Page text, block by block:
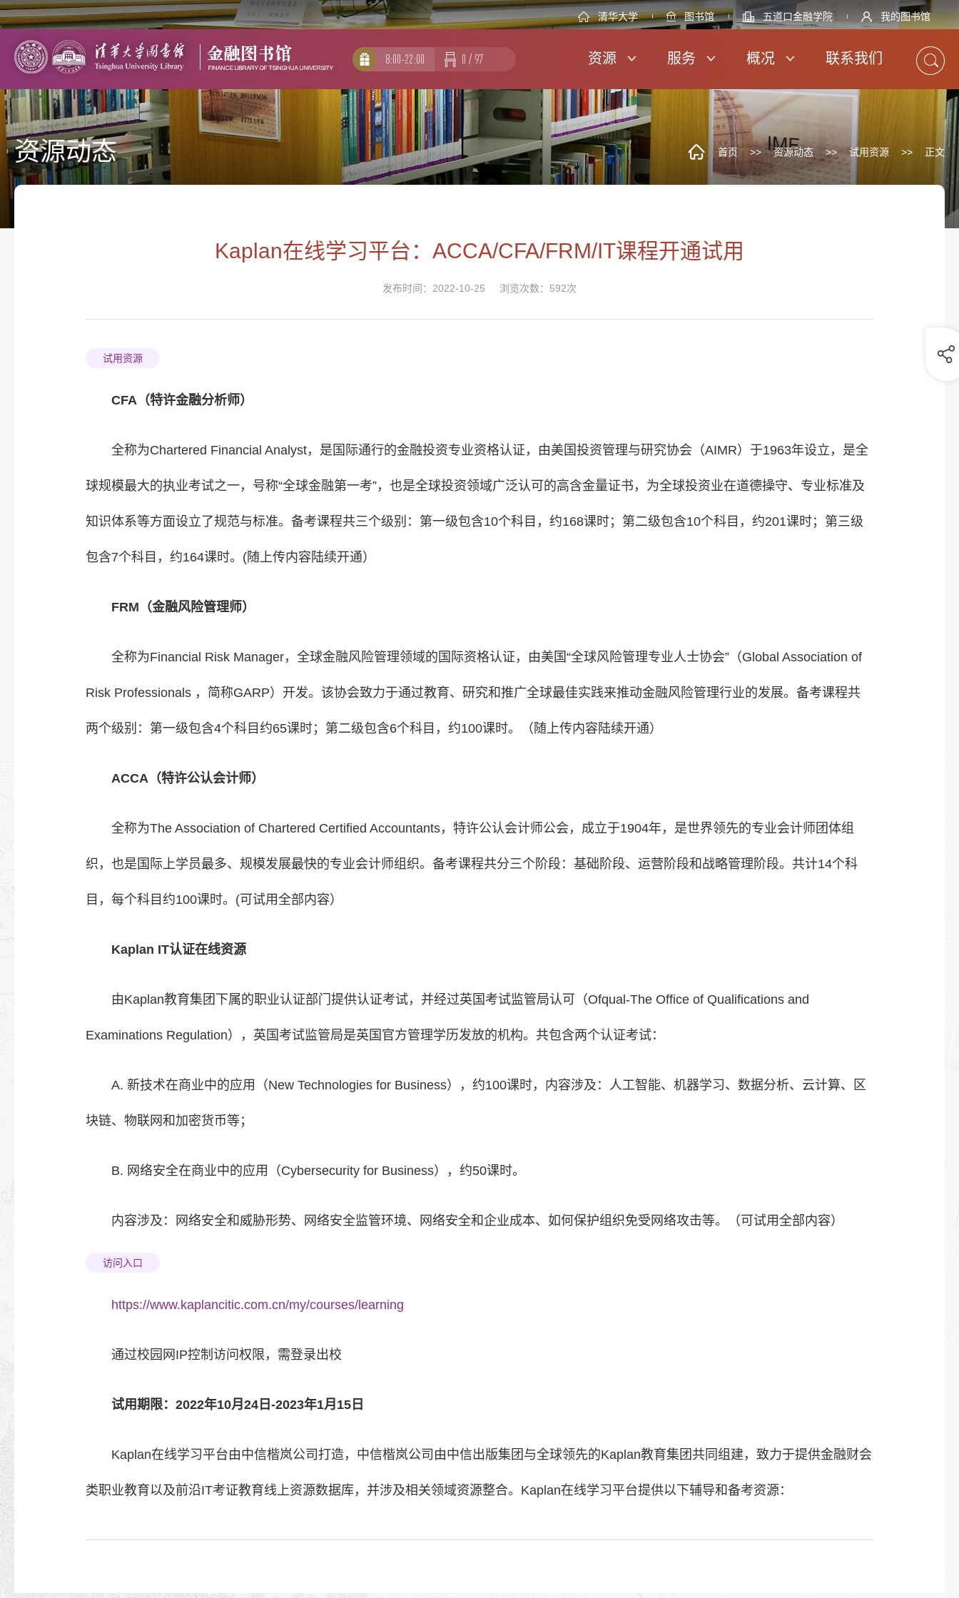
清华大学 图书馆 五道口金融学院 我的图书馆
8:00-22:00 0 / 97 资源 服务 概况 联系我们
资源动态 首页 >> 资源动态 >> 试用资源 >> 正文
Kaplan在线学习平台：ACCA/CFA/FRM/IT课程开通试用
发布时间：2022-10-25 浏览次数： 592次
试用资源
CFA（特许金融分析师）
全称为Chartered Financial Analyst，是国际通行的金融投资专业资格认证，由美国投资管理与研究协会（AIMR）于1963年设立，是全
球规模最大的执业考试之一，号称“全球金融第一考”，也是全球投资领域广泛认可的高含金量证书，为全球投资业在道德操守、专业标准及
知识体系等方面设立了规范与标准。备考课程共三个级别：第一级包含10个科目，约168课时；第二级包含10个科目，约201课时；第三级
包含7个科目，约164课时。(随上传内容陆续开通）
FRM（金融风险管理师）
全称为Financial Risk Manager，全球金融风险管理领域的国际资格认证，由美国“全球风险管理专业人士协会”（Global Association of
Risk Professionals ，简称GARP）开发。该协会致力于通过教育、研究和推广全球最佳实践来推动金融风险管理行业的发展。备考课程共
两个级别：第一级包含4个科目约65课时；第二级包含6个科目，约100课时。（随上传内容陆续开通）
ACCA（特许公认会计师）
全称为The Association of Chartered Certified Accountants，特许公认会计师公会，成立于1904年，是世界领先的专业会计师团体组
织，也是国际上学员最多、规模发展最快的专业会计师组织。备考课程共分三个阶段：基础阶段、运营阶段和战略管理阶段。共计14个科
目，每个科目约100课时。(可试用全部内容）
Kaplan IT认证在线资源
由Kaplan教育集团下属的职业认证部门提供认证考试，并经过英国考试监管局认可（Ofqual-The Office of Qualifications and
Examinations Regulation），英国考试监管局是英国官方管理学历发放的机构。共包含两个认证考试：
A. 新技术在商业中的应用（New Technologies for Business），约100课时，内容涉及：人工智能、机器学习、数据分析、云计算、区
块链、物联网和加密货币等；
B. 网络安全在商业中的应用（Cybersecurity for Business），约50课时。
内容涉及：网络安全和威胁形势、网络安全监管环境、网络安全和企业成本、如何保护组织免受网络攻击等。（可试用全部内容）
访问入口
https://www.kaplancitic.com.cn/my/courses/learning
通过校园网IP控制访问权限，需登录出校
试用期限：2022年10月24日-2023年1月15日
Kaplan在线学习平台由中信楷岚公司打造，中信楷岚公司由中信出版集团与全球领先的Kaplan教育集团共同组建，致力于提供金融财会
类职业教育以及前沿IT考证教育线上资源数据库，并涉及相关领域资源整合。Kaplan在线学习平台提供以下辅导和备考资源：